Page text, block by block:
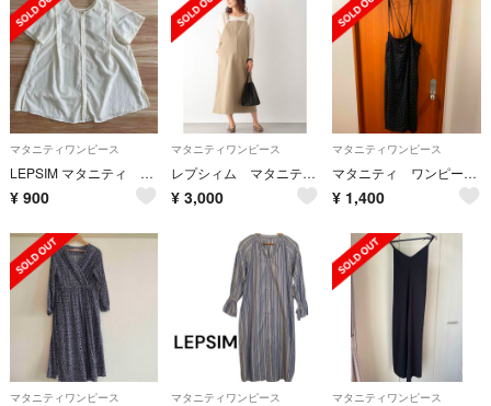
マタニティワンピース
LEPSIM マタニティ チュニック 白
¥ 900
マタニティワンピース
レプシィム マタニティ アソート ZIP ジャンパースカート
¥ 3,000
マタニティワンピース
マタニティ ワンピース サロペット
¥ 1,400
マタニティワンピース マタニティワンピース マタニティワンピース